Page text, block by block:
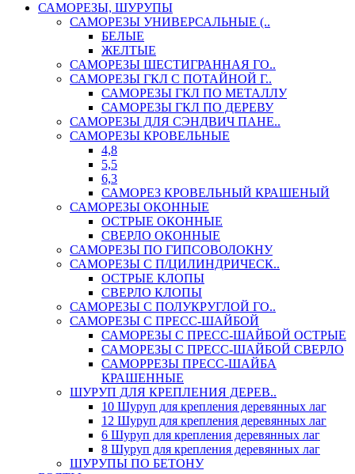
САМОРЕЗЫ, ШУРУПЫ
САМОРЕЗЫ УНИВЕРСАЛЬНЫЕ (..
БЕЛЫЕ
ЖЕЛТЫЕ
САМОРЕЗЫ ШЕСТИГРАННАЯ ГО..
САМОРЕЗЫ ГКЛ С ПОТАЙНОЙ Г..
САМОРЕЗЫ ГКЛ ПО МЕТАЛЛУ
САМОРЕЗЫ ГКЛ ПО ДЕРЕВУ
САМОРЕЗЫ ДЛЯ СЭНДВИЧ ПАНЕ..
САМОРЕЗЫ КРОВЕЛЬНЫЕ
4,8
5,5
6,3
САМОРЕЗ КРОВЕЛЬНЫЙ КРАШЕНЫЙ
САМОРЕЗЫ ОКОННЫЕ
ОСТРЫЕ ОКОННЫЕ
СВЕРЛО ОКОННЫЕ
САМОРЕЗЫ ПО ГИПСОВОЛОКНУ
САМОРЕЗЫ С П/ЦИЛИНДРИЧЕСК..
ОСТРЫЕ КЛОПЫ
СВЕРЛО КЛОПЫ
САМОРЕЗЫ С ПОЛУКРУГЛОЙ ГО..
САМОРЕЗЫ С ПРЕСС-ШАЙБОЙ
САМОРЕЗЫ С ПРЕСС-ШАЙБОЙ ОСТРЫЕ
САМОРЕЗЫ С ПРЕСС-ШАЙБОЙ СВЕРЛО
САМОРРЕЗЫ ПРЕСС-ШАЙБА
КРАШЕННЫЕ
ШУРУП ДЛЯ КРЕПЛЕНИЯ ДЕРЕВ..
10 Шуруп для крепления деревянных лаг
12 Шуруп для крепления деревянных лаг
6 Шуруп для крепления деревянных лаг
8 Шуруп для крепления деревянных лаг
ШУРУПЫ ПО БЕТОНУ